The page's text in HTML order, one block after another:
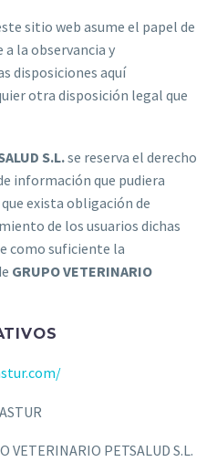
sitio web asume el papel de
la observancia y
disposiciones aquí
otra disposición legal que
S.L.se reserva el derecho
información que pudiera
exista obligación de
de los usuarios dichas
como suficiente la
GRUPO VETERINARIO
PETSALUD S.L.